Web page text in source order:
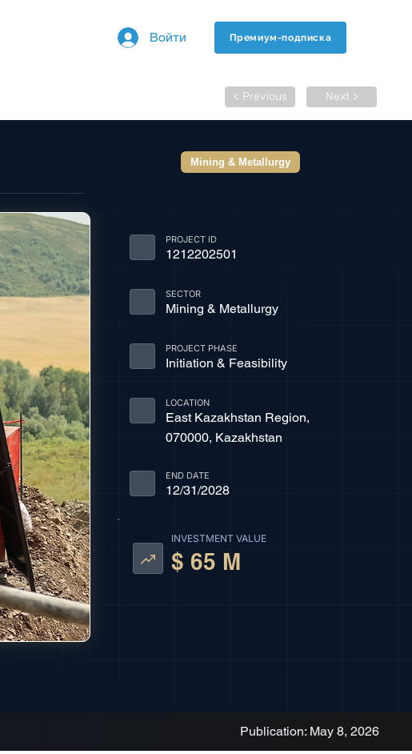
Войти Премиум-подписка
< Previous Next >
Mining & Metallurgy
PROJECT ID
1212202501
SECTOR
Mining & Metallurgy
PROJECT PHASE
Initiation & Feasibility
LOCATION
East Kazakhstan Region,
070000, Kazakhstan
END DATE
12/31/2028
INVESTMENT VALUE
$ 65 M
Publication: May 8, 2026